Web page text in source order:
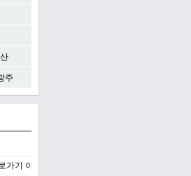
주
가기 아이콘 만들기-편하게 사이트로 접속하…